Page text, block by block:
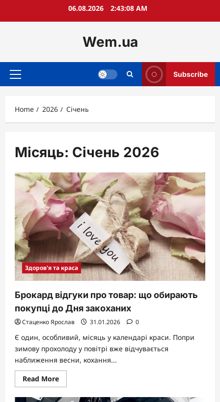
06.08.2026 2:43:10 AM
Wem.ua
Primary
Subscribe
Home 2026 Січень
Місяць: Січень 2026
Здоров'я та краса
Брокард відгуки про товар: що обирають
покупці до Дня закоханих
Стаценко Ярослав 31.01.2026 0
Є один, особливий, місяць у календарі краси. Попри
зимову прохолоду у повітрі вже відчувається
наближення весни, кохання...
Read MoreRead
more
Брокард